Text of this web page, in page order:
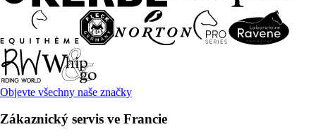
Objevte všechny naše značky
Zákaznický servis ve Francie